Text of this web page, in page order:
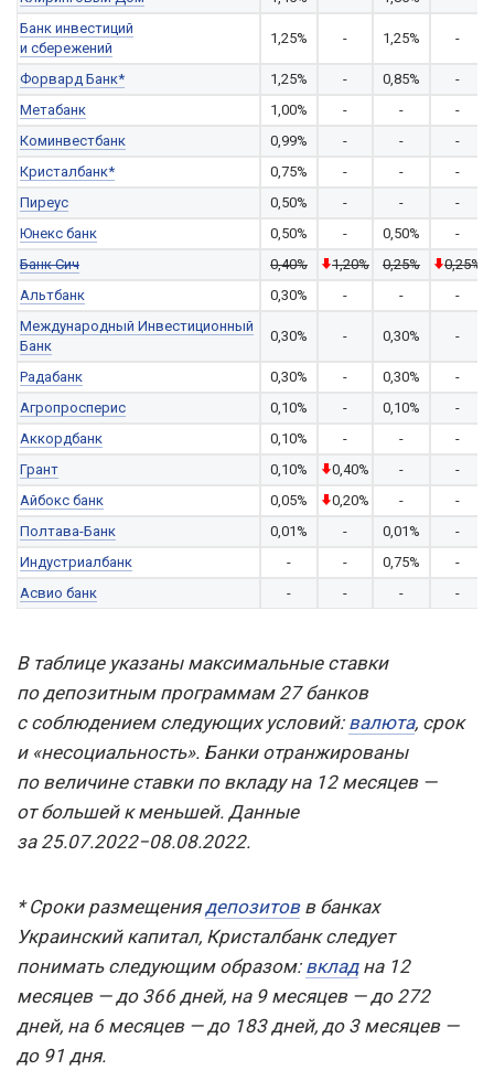
Банк инвестиций
и сбережений
1,25% - 1,25% -
Форвард Банк* 1,25% - 0,85%
-
Метабанк
1,00% - -
-
Коминвестбанк
0,99% - -
-
Кристалбанк*
0,75% - -
-
Пиреус
0,50% - -
-
Юнекс банк
0,50% - 0,50%
-
Банк Сич
0,40% 1,20% 0,25%
0,25%
Альтбанк
0,30% - -
-
Международный Инвестиционный
Банк
0,30% - 0,30% -
Радабанк 0,30% - 0,30%
-
Агропросперис
0,10% - 0,10%
-
Аккордбанк
0,10% - -
-
Грант
0,10% 0,40% -
-
Айбокс банк
0,05% 0,20% -
-
Полтава-Банк
0,01% - 0,01%
-
Индустриалбанк
- - 0,75%
-
Асвио банк
- - - -
В таблице указаны максимальные ставки
по депозитным программам 27 банков
с соблюдением следующих условий: валюта, срок
и «несоциальность». Банки отранжированы
по величине ставки по вкладу на 12 месяцев —
от большей к меньшей. Данные
за 25.07.2022−08.08.2022.
* Сроки размещениядепозитовв банках
Украинский капитал, Кристалбанк следует
понимать следующим образом: вкладна 12
месяцев — до 366 дней, на 9 месяцев — до 272
дней, на 6 месяцев — до 183 дней, до 3 месяцев —
до 91 дня.